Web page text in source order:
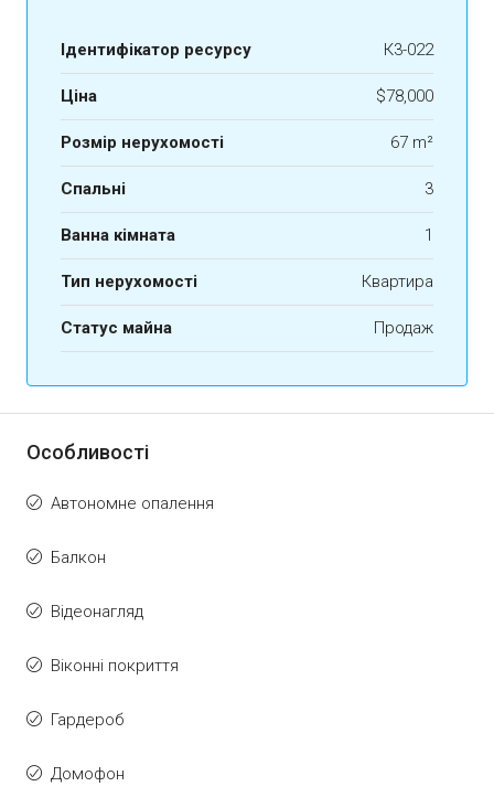
Ідентифікатор ресурсу К3-022
Ціна $78,000
Розмір нерухомості 67 m²
Спальні 3
Ванна кімната 1
Тип нерухомості Квартира
Статус майна Продаж
Особливості
Автономне опалення
Балкон
Відеонагляд
Віконні покриття
Гардероб
Домофон